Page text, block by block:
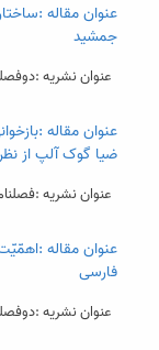
عنوان مقاله
جمشید
عنوان نشریه
عنوان مقاله
ضیا گوک آلپ از
عنوان نشریه
عنوان مقاله
فارسی
عنوان نشریه